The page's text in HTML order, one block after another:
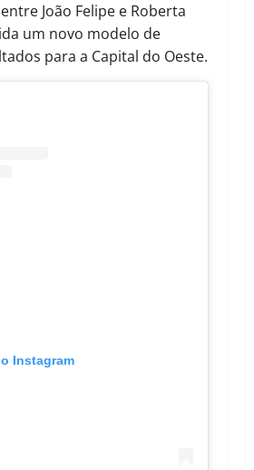
João Felipe e Roberta
um novo modelo de
para a Capital do Oeste.
Instagram